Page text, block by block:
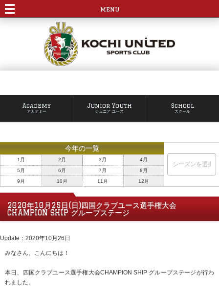
menu
Academy
アカデミー
Junior Youth
ジュニア ユース
School
スクール
今年の一覧
1月 2月 3月
4月
5月
6月 7月
8月
9月
10月 11月 12月
2020年10月25日(日)四国クラブユース選手権大会
CHAMPION SHIP グループステージ
Update：2020年10月26日
みなさん、こんにちは！
本日、四国クラブユース選手権大会CHAMPION SHIP グループステージが行わ
れました。